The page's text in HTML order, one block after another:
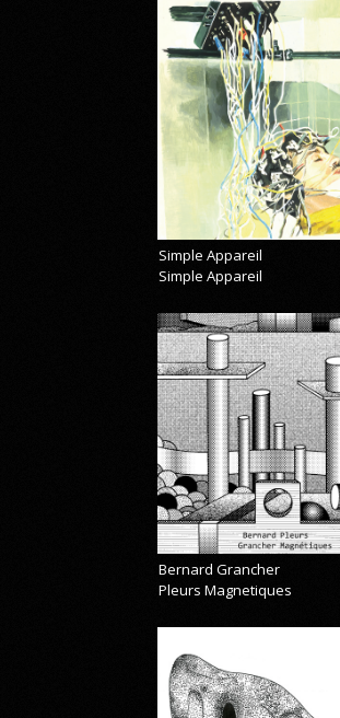
Simple Appareil
Simple Appareil
Bernard Grancher
Pleurs Magnetiques